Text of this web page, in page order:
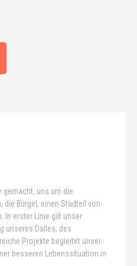
gemacht, uns um die
die Bürgel, einen Stadteil von
In erster Linie gilt unser
unseres Dalles, des
Projekte begleitet unser
besseren Lebenssituation in